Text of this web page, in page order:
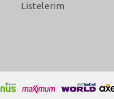
Listelerim